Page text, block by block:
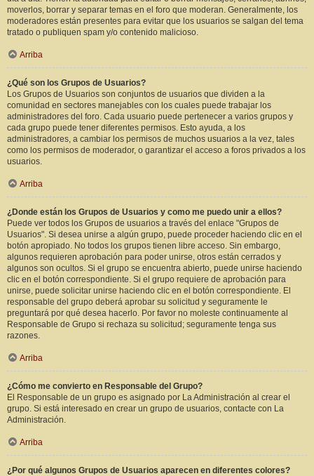
moverlos, borrar y separar temas en el foro que moderan. Generalmente, los
moderadores están presentes para evitar que los usuarios se salgan del tema
tratado o publiquen spam y/o contenido malicioso.
Arriba
¿Qué son los Grupos de Usuarios?
Los Grupos de Usuarios son conjuntos de usuarios que dividen a la
comunidad en sectores manejables con los cuales puede trabajar los
administradores del foro. Cada usuario puede pertenecer a varios grupos y
cada grupo puede tener diferentes permisos. Esto ayuda, a los
administradores, a cambiar los permisos de muchos usuarios a la vez, tales
como los permisos de moderador, o garantizar el acceso a foros privados a los
usuarios.
Arriba
¿Donde están los Grupos de Usuarios y como me puedo unir a ellos?
Puede ver todos los Grupos de usuarios a través del enlace "Grupos de
Usuarios". Si desea unirse a algún grupo, puede proceder haciendo clic en el
botón apropiado. No todos los grupos tienen libre acceso. Sin embargo,
algunos requieren aprobación para poder unirse, otros están cerrados y
algunos son ocultos. Si el grupo se encuentra abierto, puede unirse haciendo
clic en el botón correspondiente. Si el grupo requiere de aprobación para
unirse, puede solicitar unirse haciendo clic en el botón correspondiente. El
responsable del grupo deberá aprobar su solicitud y seguramente le
preguntará por qué desea hacerlo. Por favor no moleste continuamente al
Responsable de Grupo si rechaza su solicitud; seguramente tenga sus
razones.
Arriba
¿Cómo me convierto en Responsable del Grupo?
El Responsable de un grupo es asignado por La Administración al crear el
grupo. Si está interesado en crear un grupo de usuarios, contacte con La
Administración.
Arriba
¿Por qué algunos Grupos de Usuarios aparecen en diferentes colores?